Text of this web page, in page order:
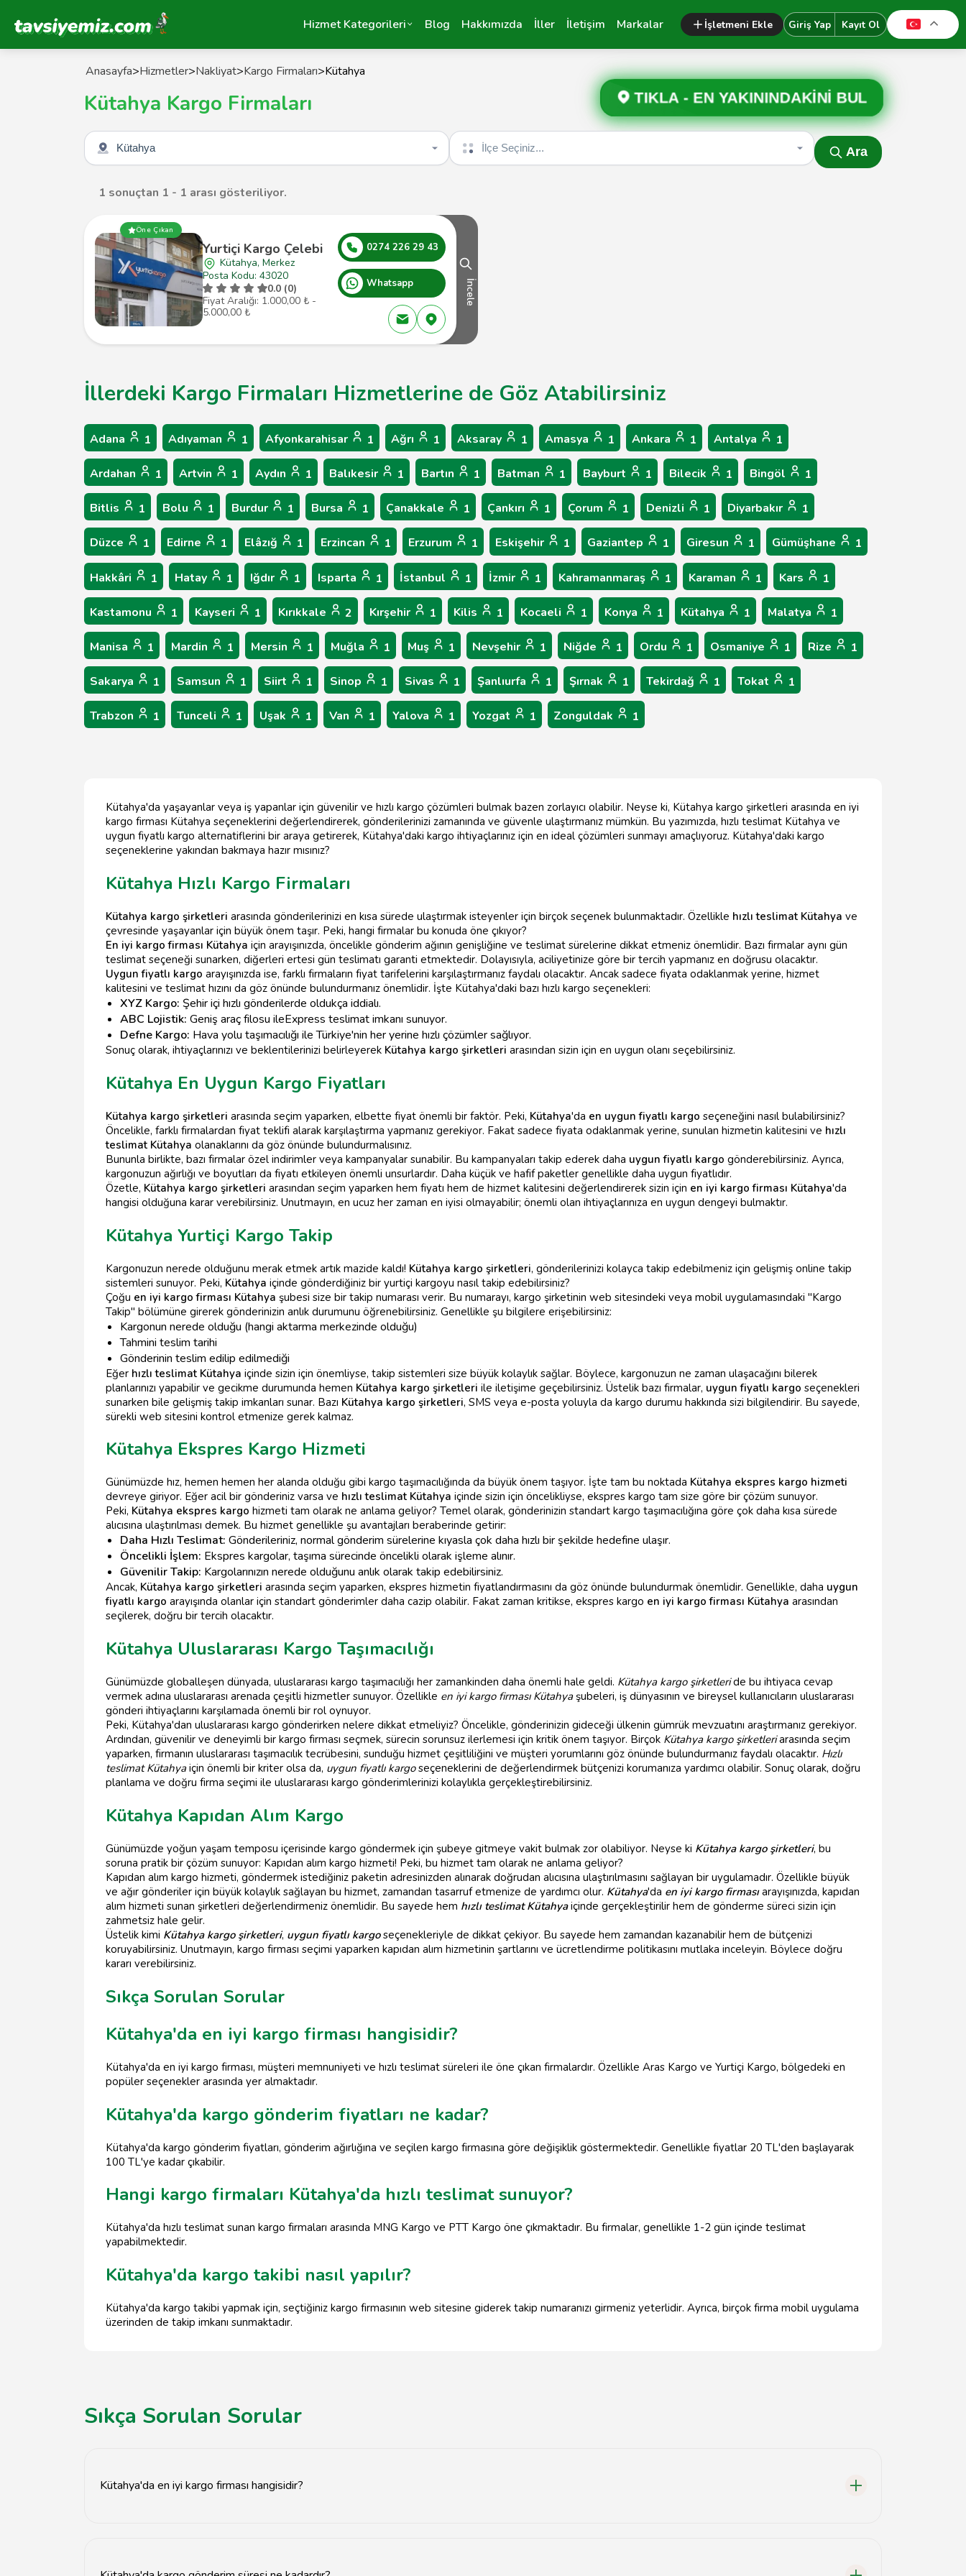
Tavsiyemiz Anasayfa Hizmet Kategorileri Blog Hakkımızda İller İletişim Markalar İşletmeni Ekle Giriş Yap Kayıt Ol
Anasayfa>Hizmetler>Nakliyat>Kargo Firmaları>Kütahya
Kütahya Kargo Firmaları TIKLA - EN YAKININDAKİNİ BUL
Şehir seçin İlçe seçin
Ara
1 sonuçtan 1 - 1 arası gösteriliyor.
Öne Çıkan
Yurtiçi Kargo Çelebi
Kütahya, Merkez
Posta Kodu: 43020
0.0 (0)
Fiyat Aralığı: 1.000,00 ₺ -
5.000,00 ₺
0274 226 29 43
Whatsapp İncele
İllerdeki Kargo Firmaları Hizmetlerine de Göz Atabilirsiniz
Adana 1 Adıyaman 1 Afyonkarahisar 1 Ağrı 1 Aksaray 1 Amasya 1 Ankara 1 Antalya 1
Ardahan 1 Artvin 1 Aydın 1 Balıkesir 1 Bartın 1 Batman 1 Bayburt 1 Bilecik 1 Bingöl 1
Bitlis 1 Bolu 1 Burdur 1 Bursa 1 Çanakkale 1 Çankırı 1 Çorum 1 Denizli 1 Diyarbakır 1
Düzce 1 Edirne 1 Elâzığ 1 Erzincan 1 Erzurum 1 Eskişehir 1 Gaziantep 1 Giresun 1 Gümüşhane 1
Hakkâri 1 Hatay 1 Iğdır 1 Isparta 1 İstanbul 1 İzmir 1 Kahramanmaraş 1 Karaman 1 Kars 1
Kastamonu 1 Kayseri 1 Kırıkkale 2 Kırşehir 1 Kilis 1 Kocaeli 1 Konya 1 Kütahya 1 Malatya 1
Manisa 1 Mardin 1 Mersin 1 Muğla 1 Muş 1 Nevşehir 1 Niğde 1 Ordu 1 Osmaniye 1 Rize 1
Sakarya 1 Samsun 1 Siirt 1 Sinop 1 Sivas 1 Şanlıurfa 1 Şırnak 1 Tekirdağ 1 Tokat 1
Trabzon 1 Tunceli 1 Uşak 1 Van 1 Yalova 1 Yozgat 1 Zonguldak 1
Kütahya'da yaşayanlar veya iş yapanlar için güvenilir ve hızlı kargo çözümleri bulmak bazen zorlayıcı olabilir. Neyse ki, Kütahya kargo şirketleri arasında en iyi
kargo firması Kütahya seçeneklerini değerlendirerek, gönderilerinizi zamanında ve güvenle ulaştırmanız mümkün. Bu yazımızda, hızlı teslimat Kütahya ve
uygun fiyatlı kargo alternatiflerini bir araya getirerek, Kütahya'daki kargo ihtiyaçlarınız için en ideal çözümleri sunmayı amaçlıyoruz. Kütahya'daki kargo
seçeneklerine yakından bakmaya hazır mısınız?
Kütahya Hızlı Kargo Firmaları
Kütahya kargo şirketleri arasında gönderilerinizi en kısa sürede ulaştırmak isteyenler için birçok seçenek bulunmaktadır. Özellikle hızlı teslimat Kütahya ve
çevresinde yaşayanlar için büyük önem taşır. Peki, hangi firmalar bu konuda öne çıkıyor?
En iyi kargo firması Kütahya için arayışınızda, öncelikle gönderim ağının genişliğine ve teslimat sürelerine dikkat etmeniz önemlidir. Bazı firmalar aynı gün
teslimat seçeneği sunarken, diğerleri ertesi gün teslimatı garanti etmektedir. Dolayısıyla, aciliyetinize göre bir tercih yapmanız en doğrusu olacaktır.
Uygun fiyatlı kargo arayışınızda ise, farklı firmaların fiyat tarifelerini karşılaştırmanız faydalı olacaktır. Ancak sadece fiyata odaklanmak yerine, hizmet
kalitesini ve teslimat hızını da göz önünde bulundurmanız önemlidir. İşte Kütahya'daki bazı hızlı kargo seçenekleri:
XYZ Kargo: Şehir içi hızlı gönderilerde oldukça iddialı.
ABC Lojistik: Geniş araç filosu ileExpress teslimat imkanı sunuyor.
Defne Kargo: Hava yolu taşımacılığı ile Türkiye'nin her yerine hızlı çözümler sağlıyor.
Sonuç olarak, ihtiyaçlarınızı ve beklentilerinizi belirleyerek Kütahya kargo şirketleri arasından sizin için en uygun olanı seçebilirsiniz.
Kütahya En Uygun Kargo Fiyatları
Kütahya kargo şirketleri arasında seçim yaparken, elbette fiyat önemli bir faktör. Peki, Kütahya'da en uygun fiyatlı kargo seçeneğini nasıl bulabilirsiniz?
Öncelikle, farklı firmalardan fiyat teklifi alarak karşılaştırma yapmanız gerekiyor. Fakat sadece fiyata odaklanmak yerine, sunulan hizmetin kalitesini ve hızlı
teslimat Kütahya olanaklarını da göz önünde bulundurmalısınız.
Bununla birlikte, bazı firmalar özel indirimler veya kampanyalar sunabilir. Bu kampanyaları takip ederek daha uygun fiyatlı kargo gönderebilirsiniz. Ayrıca,
kargonuzun ağırlığı ve boyutları da fiyatı etkileyen önemli unsurlardır. Daha küçük ve hafif paketler genellikle daha uygun fiyatlıdır.
Özetle, Kütahya kargo şirketleri arasından seçim yaparken hem fiyatı hem de hizmet kalitesini değerlendirerek sizin için en iyi kargo firması Kütahya'da
hangisi olduğuna karar verebilirsiniz. Unutmayın, en ucuz her zaman en iyisi olmayabilir; önemli olan ihtiyaçlarınıza en uygun dengeyi bulmaktır.
Kütahya Yurtiçi Kargo Takip
Kargonuzun nerede olduğunu merak etmek artık mazide kaldı! Kütahya kargo şirketleri, gönderilerinizi kolayca takip edebilmeniz için gelişmiş online takip
sistemleri sunuyor. Peki, Kütahya içinde gönderdiğiniz bir yurtiçi kargoyu nasıl takip edebilirsiniz?
Çoğu en iyi kargo firması Kütahya şubesi size bir takip numarası verir. Bu numarayı, kargo şirketinin web sitesindeki veya mobil uygulamasındaki "Kargo
Takip" bölümüne girerek gönderinizin anlık durumunu öğrenebilirsiniz. Genellikle şu bilgilere erişebilirsiniz:
Kargonun nerede olduğu (hangi aktarma merkezinde olduğu)
Tahmini teslim tarihi
Gönderinin teslim edilip edilmediği
Eğer hızlı teslimat Kütahya içinde sizin için önemliyse, takip sistemleri size büyük kolaylık sağlar. Böylece, kargonuzun ne zaman ulaşacağını bilerek
planlarınızı yapabilir ve gecikme durumunda hemen Kütahya kargo şirketleri ile iletişime geçebilirsiniz. Üstelik bazı firmalar, uygun fiyatlı kargo seçenekleri
sunarken bile gelişmiş takip imkanları sunar. Bazı Kütahya kargo şirketleri, SMS veya e-posta yoluyla da kargo durumu hakkında sizi bilgilendirir. Bu sayede,
sürekli web sitesini kontrol etmenize gerek kalmaz.
Kütahya Ekspres Kargo Hizmeti
Günümüzde hız, hemen hemen her alanda olduğu gibi kargo taşımacılığında da büyük önem taşıyor. İşte tam bu noktada Kütahya ekspres kargo hizmeti
devreye giriyor. Eğer acil bir gönderiniz varsa ve hızlı teslimat Kütahya içinde sizin için öncelikliyse, ekspres kargo tam size göre bir çözüm sunuyor.
Peki, Kütahya ekspres kargo hizmeti tam olarak ne anlama geliyor? Temel olarak, gönderinizin standart kargo taşımacılığına göre çok daha kısa sürede
alıcısına ulaştırılması demek. Bu hizmet genellikle şu avantajları beraberinde getirir:
Daha Hızlı Teslimat: Gönderileriniz, normal gönderim sürelerine kıyasla çok daha hızlı bir şekilde hedefine ulaşır.
Öncelikli İşlem: Ekspres kargolar, taşıma sürecinde öncelikli olarak işleme alınır.
Güvenilir Takip: Kargolarınızın nerede olduğunu anlık olarak takip edebilirsiniz.
Ancak, Kütahya kargo şirketleri arasında seçim yaparken, ekspres hizmetin fiyatlandırmasını da göz önünde bulundurmak önemlidir. Genellikle, daha uygun
fiyatlı kargo arayışında olanlar için standart gönderimler daha cazip olabilir. Fakat zaman kritikse, ekspres kargo en iyi kargo firması Kütahya arasından
seçilerek, doğru bir tercih olacaktır.
Kütahya Uluslararası Kargo Taşımacılığı
Günümüzde globalleşen dünyada, uluslararası kargo taşımacılığı her zamankinden daha önemli hale geldi. Kütahya kargo şirketleride bu ihtiyaca cevap
vermek adına uluslararası arenada çeşitli hizmetler sunuyor. Özellikle en iyi kargo firması Kütahyaşubeleri, iş dünyasının ve bireysel kullanıcıların uluslararası
gönderi ihtiyaçlarını karşılamada önemli bir rol oynuyor.
Peki, Kütahya'dan uluslararası kargo gönderirken nelere dikkat etmeliyiz? Öncelikle, gönderinizin gideceği ülkenin gümrük mevzuatını araştırmanız gerekiyor.
Ardından, güvenilir ve deneyimli bir kargo firması seçmek, sürecin sorunsuz ilerlemesi için kritik önem taşıyor. Birçok Kütahya kargo şirketleriarasında seçim
yaparken, firmanın uluslararası taşımacılık tecrübesini, sunduğu hizmet çeşitliliğini ve müşteri yorumlarını göz önünde bulundurmanız faydalı olacaktır. Hızlı
teslimat Kütahyaiçin önemli bir kriter olsa da, uygun fiyatlı kargoseçeneklerini de değerlendirmek bütçenizi korumanıza yardımcı olabilir. Sonuç olarak, doğru
planlama ve doğru firma seçimi ile uluslararası kargo gönderimlerinizi kolaylıkla gerçekleştirebilirsiniz.
Kütahya Kapıdan Alım Kargo
Günümüzde yoğun yaşam temposu içerisinde kargo göndermek için şubeye gitmeye vakit bulmak zor olabiliyor. Neyse ki Kütahya kargo şirketleri, bu
soruna pratik bir çözüm sunuyor: Kapıdan alım kargo hizmeti! Peki, bu hizmet tam olarak ne anlama geliyor?
Kapıdan alım kargo hizmeti, göndermek istediğiniz paketin adresinizden alınarak doğrudan alıcısına ulaştırılmasını sağlayan bir uygulamadır. Özellikle büyük
ve ağır gönderiler için büyük kolaylık sağlayan bu hizmet, zamandan tasarruf etmenize de yardımcı olur. Kütahya'da en iyi kargo firmasıarayışınızda, kapıdan
alım hizmeti sunan şirketleri değerlendirmeniz önemlidir. Bu sayede hem hızlı teslimat Kütahyaiçinde gerçekleştirilir hem de gönderme süreci sizin için
zahmetsiz hale gelir.
Üstelik kimi Kütahya kargo şirketleri, uygun fiyatlı kargoseçenekleriyle de dikkat çekiyor. Bu sayede hem zamandan kazanabilir hem de bütçenizi
koruyabilirsiniz. Unutmayın, kargo firması seçimi yaparken kapıdan alım hizmetinin şartlarını ve ücretlendirme politikasını mutlaka inceleyin. Böylece doğru
kararı verebilirsiniz.
Sıkça Sorulan Sorular
Kütahya'da en iyi kargo firması hangisidir?
Kütahya'da en iyi kargo firması, müşteri memnuniyeti ve hızlı teslimat süreleri ile öne çıkan firmalardır. Özellikle Aras Kargo ve Yurtiçi Kargo, bölgedeki en
popüler seçenekler arasında yer almaktadır.
Kütahya'da kargo gönderim fiyatları ne kadar?
Kütahya'da kargo gönderim fiyatları, gönderim ağırlığına ve seçilen kargo firmasına göre değişiklik göstermektedir. Genellikle fiyatlar 20 TL'den başlayarak
100 TL'ye kadar çıkabilir.
Hangi kargo firmaları Kütahya'da hızlı teslimat sunuyor?
Kütahya'da hızlı teslimat sunan kargo firmaları arasında MNG Kargo ve PTT Kargo öne çıkmaktadır. Bu firmalar, genellikle 1-2 gün içinde teslimat
yapabilmektedir.
Kütahya'da kargo takibi nasıl yapılır?
Kütahya'da kargo takibi yapmak için, seçtiğiniz kargo firmasının web sitesine giderek takip numaranızı girmeniz yeterlidir. Ayrıca, birçok firma mobil uygulama
üzerinden de takip imkanı sunmaktadır.
Sıkça Sorulan Sorular
Kütahya'da en iyi kargo firması hangisidir?